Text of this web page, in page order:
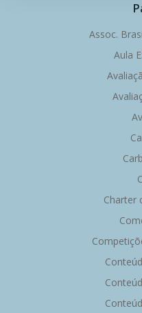
Assoc.
Aula
Charter